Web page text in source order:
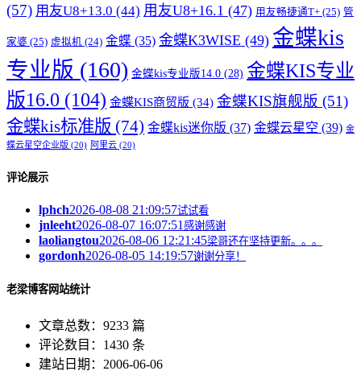
(57) 用友U8+13.0 (44) 用友U8+16.1 (47) 用友畅捷通T+ (25) 管
家婆 (25) 虚拟机 (24) 金蝶 (35) 金蝶K3WISE (49) 金蝶kis
专业版 (160) 金蝶kis专业版14.0 (28) 金蝶KIS专业
版16.0 (104) 金蝶KIS商贸版 (34) 金蝶KIS旗舰版 (51)
金蝶kis标准版 (74) 金蝶kis迷你版 (37) 金蝶云星空 (39) 金
蝶云星空企业版 (20) 阿里云 (20)
评论展示
lphch2026-08-08 21:09:57试试看
jnleeht2026-08-07 16:07:51 感谢感谢
laoliangtou2026-08-06 12:21:45梁哥还在坚持更新。。。
gordonh2026-08-05 14:19:57谢谢分享！
老梁博客网站统计
文章总数：9233 篇
评论数目：1430 条
建站日期：2006-06-06